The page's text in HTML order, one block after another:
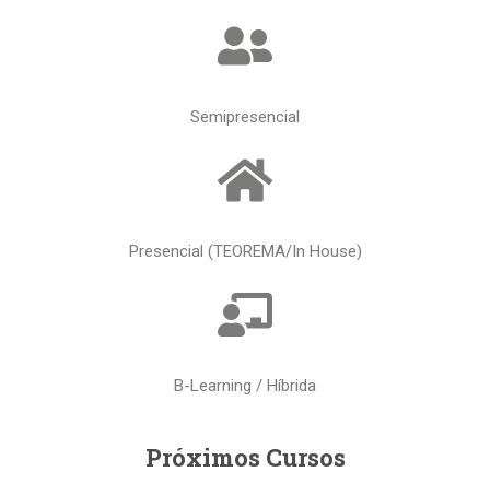
Semipresencial
Presencial (TEOREMA/In House)
B-Learning / Híbrida
Próximos Cursos